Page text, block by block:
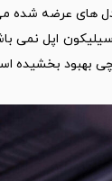
های عرضه شده
اپل نمی